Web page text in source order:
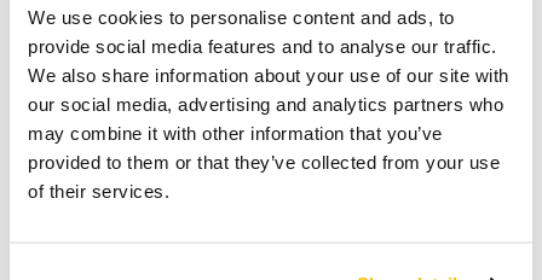
We use cookies to personalise content and ads, to
provide social media features and to analyse our traffic.
We also share information about your use of our site with
our social media, advertising and analytics partners who
may combine it with other information that you’ve
provided to them or that they’ve collected from your use
of their services.
Spore pakken
Produktinformasjon